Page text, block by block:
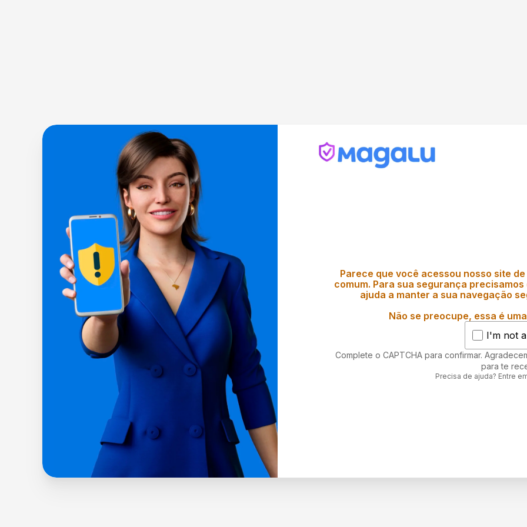
Parece que você acessou nosso site
comum. Para sua segurança
ajuda a manter a sua navegação
Não se preocupe, essa é
I'm not
Complete o CAPTCHA para confirmar.
para te
Precisa de ajuda? Entre